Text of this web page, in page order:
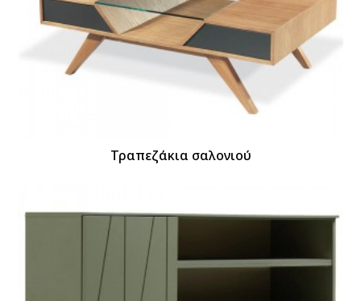
Τραπεζάκια σαλονιού